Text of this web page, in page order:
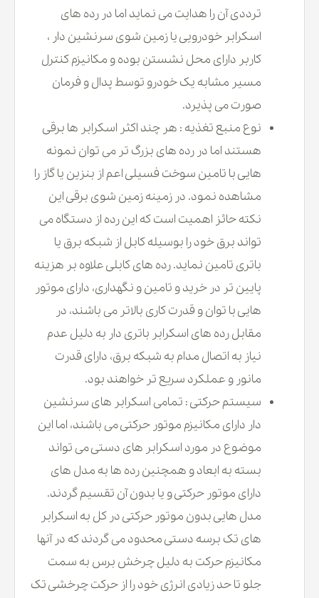
ترددی آن را هدایت می نماید اما در رده های
اسکرابر خودرویی یا زمین شوی سرنشین دار ،
کاربر دارای محل نشستن بوده و مکانیزم کنترل
مسیر مشابه یک خودرو توسط پدال و فرمان
صورت می پذیرد.
نوع منبع تغذیه : هر چند اکثر اسکرابر ها برقی
هستند اما در رده های بزرگ تر می توان نمونه
هایی با تامین سوخت فسیلی اعم از بنزین یا گاز را
مشاهده نمود. در زمینه زمین شوی برقی این
نکته حائز اهمیت است که این رده از دستگاه می
تواند برق خود را بوسیله کابل از شبکه برق یا
باتری تامین نماید. رده های کابلی علاوه بر هزینه
پایین تر در خرید و تامین و نگهداری، دارای موتور
هایی با توان و قدرت کاری بالاتر می باشند، در
مقابل رده های اسکرابر باتری دار به دلیل عدم
نیاز به اتصال مدام به شبکه برق، دارای قدرت
مانور و عملکرد سریع تر خواهند بود.
سیستم حرکتی : تمامی اسکرابر های سرنشین
دار دارای مکانیزم موتور حرکتی می باشند، اما این
موضوع در مورد اسکرابر های دستی می تواند
بسته به ابعاد و همچنین رده ها به مدل های
دارای موتور حرکتی و یا بدون آن تقسیم گردند.
مدل هایی بدون موتور حرکتی در کل به اسکرابر
های تک برسه دستی محدود می گردند که در آنها
مکانیزم حرکت به دلیل چرخش برس به سمت
جلو تا حد زیادی انرژی خود را از حرکت چرخشی تک